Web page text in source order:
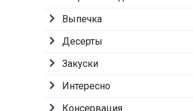
Выпечка
Десерты
Закуски
Интересно
Консервация